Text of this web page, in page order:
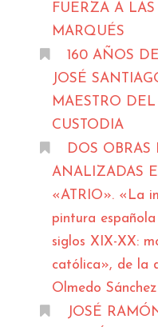
FUERZA A
MARQUÉS
160 AÑOS
JOSÉ
MAESTRO
CUSTODIA
DOS
ANALIZADAS
«ATRIO». «La
pintura
siglos XIX-XX:
católica», de la
Olmedo Sánchez
JOSÉ